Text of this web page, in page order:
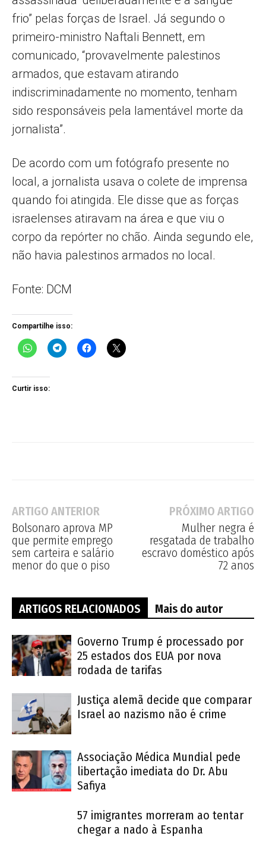
frio” pelas forças de Israel. Já segundo o
primeiro-ministro Naftali Bennett, em
comunicado, “provavelmente palestinos
armados, que estavam atirando
indiscriminadamente no momento, tenham
sido responsáveis ​​pela lamentável morte da
jornalista”.
De acordo com um fotógrafo presente no
local, a jornalista usava o colete de imprensa
quando foi atingida. Ele disse que as forças
israelenses atiravam na área e que viu o
corpo da repórter no chão. Ainda segundo ele,
não havia palestinos armados no local.
Fonte: DCM
Compartilhe isso:
Curtir isso:
ARTIGO ANTERIOR
Bolsonaro aprova MP
que permite emprego
sem carteira e salário
menor do que o piso
PRÓXIMO ARTIGO
Mulher negra é
resgatada de trabalho
escravo doméstico após
72 anos
ARTIGOS RELACIONADOS Mais do autor
Governo Trump é processado por
25 estados dos EUA por nova
rodada de tarifas
Justiça alemã decide que comparar
Israel ao nazismo não é crime
Associação Médica Mundial pede
libertação imediata do Dr. Abu
Safiya
57 imigrantes morreram ao tentar
chegar a nado à Espanha